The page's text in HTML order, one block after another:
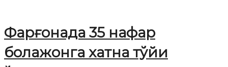
Фарғонада 35 нафар
болажонга хатна тўйи